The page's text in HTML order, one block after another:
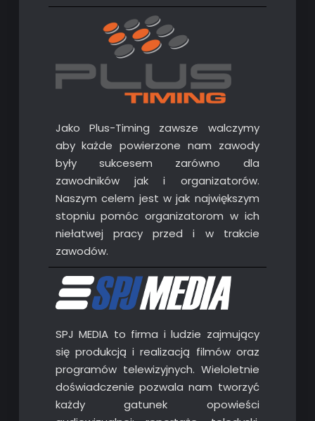
Jako Plus-Timing zawsze walczymy
aby każde powierzone nam zawody
były sukcesem zarówno dla
zawodników jak i organizatorów.
Naszym celem jest w jak największym
stopniu pomóc organizatorom w ich
niełatwej pracy przed i w trakcie
zawodów.
SPJ MEDIA to firma i ludzie zajmujący
się produkcją i realizacją filmów oraz
programów telewizyjnych. Wieloletnie
doświadczenie pozwala nam tworzyć
każdy gatunek opowieści